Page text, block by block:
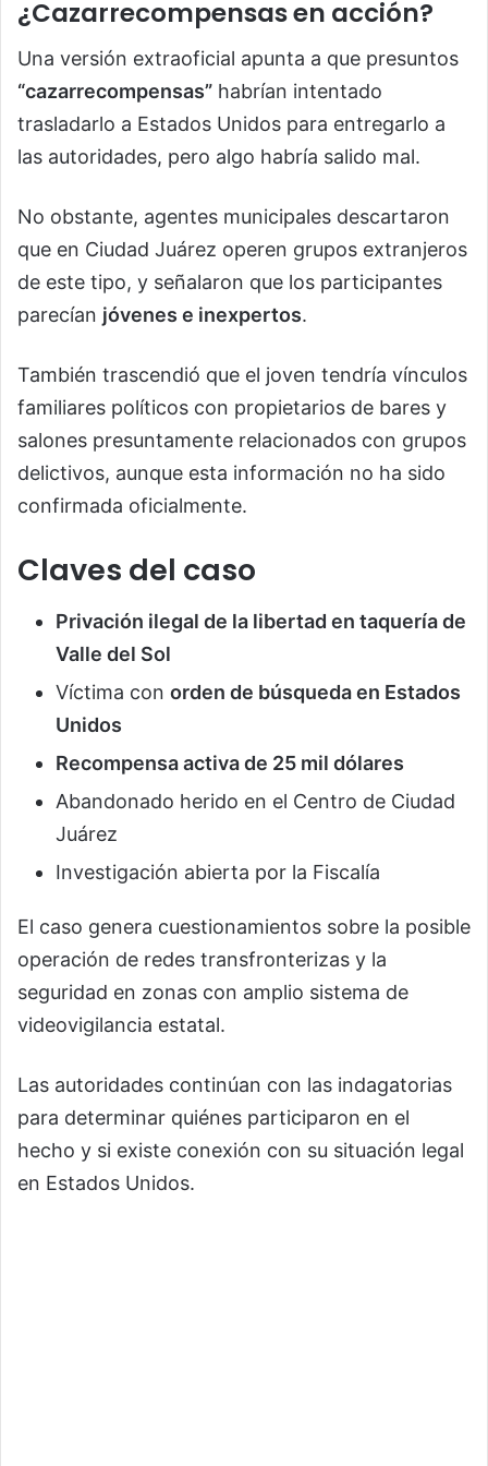
¿Cazarrecompensas en acción?
Una versión extraoficial apunta a que presuntos
“cazarrecompensas” habrían intentado
trasladarlo a Estados Unidos para entregarlo a
las autoridades, pero algo habría salido mal.
No obstante, agentes municipales descartaron
que en Ciudad Juárez operen grupos extranjeros
de este tipo, y señalaron que los participantes
parecían jóvenes e inexpertos.
También trascendió que el joven tendría vínculos
familiares políticos con propietarios de bares y
salones presuntamente relacionados con grupos
delictivos, aunque esta información no ha sido
confirmada oficialmente.
Claves del caso
Privación ilegal de la libertad en taquería de
Valle del Sol
Víctima con orden de búsqueda en Estados
Unidos
Recompensa activa de 25 mil dólares
Abandonado herido en el Centro de Ciudad
Juárez
Investigación abierta por la Fiscalía
El caso genera cuestionamientos sobre la posible
operación de redes transfronterizas y la
seguridad en zonas con amplio sistema de
videovigilancia estatal.
Las autoridades continúan con las indagatorias
para determinar quiénes participaron en el
hecho y si existe conexión con su situación legal
en Estados Unidos.